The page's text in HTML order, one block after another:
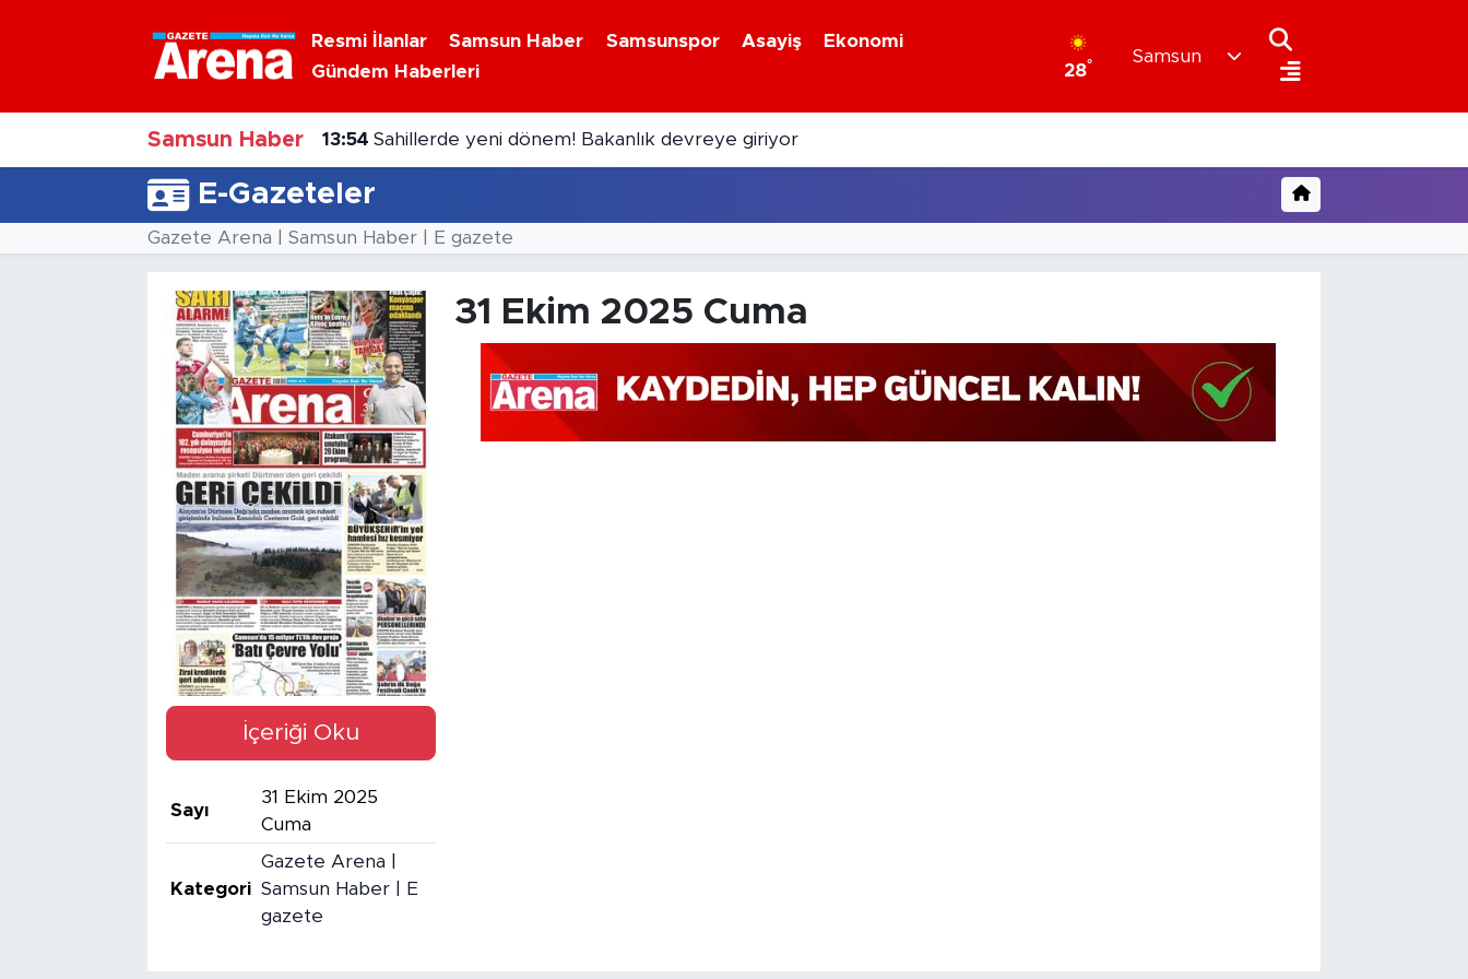
Resmi İlanlar Samsun Haber Samsunspor Asayiş
Ekonomi
Gündem Haberleri
28°
Samsun
Samsun Haber 13:54 Sahillerde yeni dönem! Bakanlık devreye giriyor
E-Gazeteler
Gazete Arena | Samsun Haber | E gazete
İçeriği Oku
Sayı
31 Ekim 2025
Cuma
Kategori
Gazete Arena |
Samsun Haber | E
gazete
31 Ekim 2025 Cuma
Nöbetçi Eczaneler
Hava Durumu
Samsun Namaz Vakitleri
Trafik Durumu
Süper Lig Puan Durumu ve Fikstür
Tüm Manşetler
Son Dakika Haberleri